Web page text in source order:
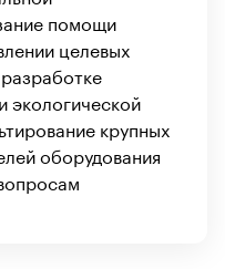
помощи
целевых
экологической
крупных
оборудования